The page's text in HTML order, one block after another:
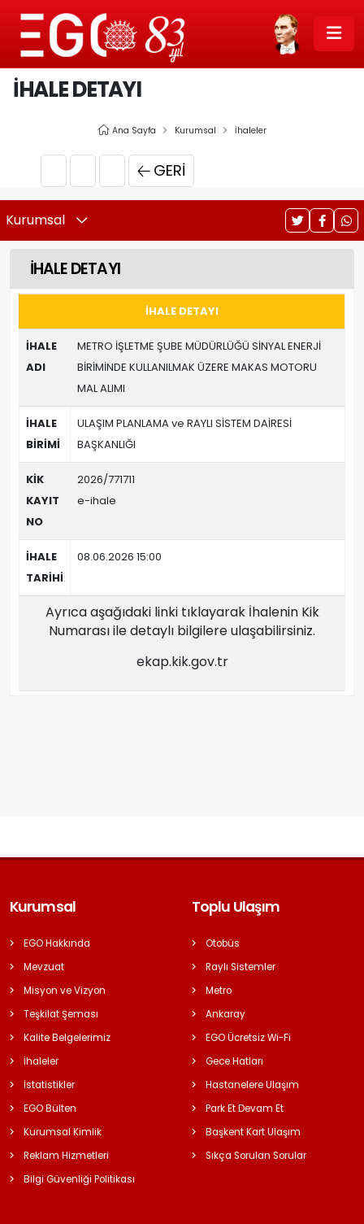
İHALE DETAYI
Ana Sayfa Kurumsal İhaleler
GERI
Kurumsal
İHALE DETAYI
İHALE DETAYI
İHALE
ADI
METRO İŞLETME ŞUBE MÜDÜRLÜĞÜ SİNYAL ENERJİ
BİRİMİNDE KULLANILMAK ÜZERE MAKAS MOTORU
MAL ALIMI
İHALE
BİRİMİ
ULAŞIM PLANLAMA ve RAYLI SİSTEM DAİRESİ
BAŞKANLIĞI
KİK
KAYIT
NO
2026/771711
e-ihale
İHALE
TARİHİ
08.06.2026 15:00
Ayrıca aşağıdaki linki tıklayarak İhalenin Kik
Numarası ile detaylı bilgilere ulaşabilirsiniz.
ekap.kik.gov.tr
Kurumsal
EGO Hakkında
Mevzuat
Misyon ve Vizyon
Teşkilat Şeması
Kalite Belgelerimiz
İhaleler
İstatistikler
EGO Bülten
Kurumsal Kimlik
Reklam Hizmetleri
Bilgi Güvenliği Politikası
Toplu Ulaşım
Otobüs
Raylı Sistemler
Metro
Ankaray
EGO Ücretsiz Wi-Fi
Gece Hatları
Hastanelere Ulaşım
Park Et Devam Et
Başkent Kart Ulaşım
Sıkça Sorulan Sorular